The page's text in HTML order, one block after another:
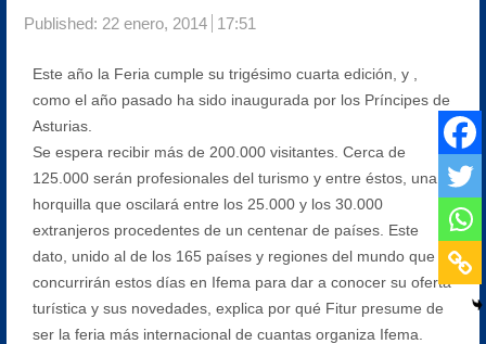
Published: 22 enero, 2014 17:51
Este año la Feria cumple su trigésimo cuarta edición, y ,
como el año pasado ha sido inaugurada por los Príncipes de
Asturias.
Se espera recibir más de 200.000 visitantes. Cerca de
125.000 serán profesionales del turismo y entre éstos, una
horquilla que oscilará entre los 25.000 y los 30.000
extranjeros procedentes de un centenar de países. Este
dato, unido al de los 165 países y regiones del mundo que
concurrirán estos días en Ifema para dar a conocer su oferta
turística y sus novedades, explica por qué Fitur presume de
ser la feria más internacional de cuantas organiza Ifema.